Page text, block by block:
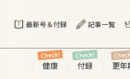
最新号＆付録 記事一覧
健康 付録 更年